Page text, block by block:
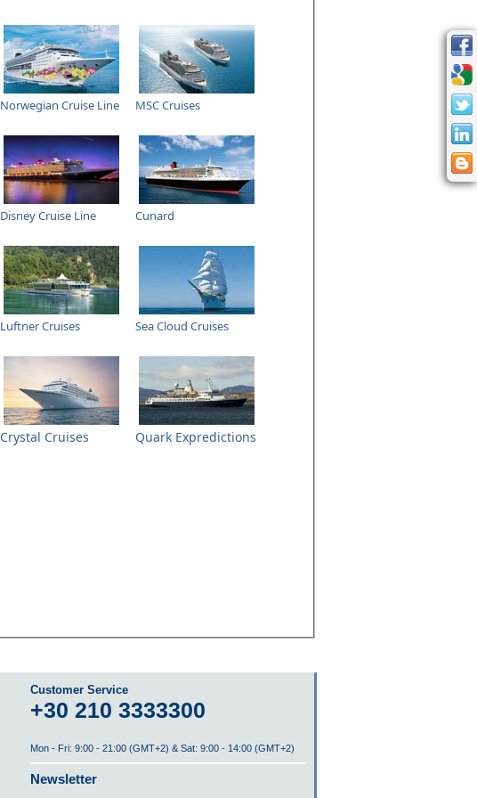
Norwegian Cruise Line MSC Cruises
Disney Cruise Line Cunard
Luftner Cruises Sea Cloud Cruises
Crystal Cruises Quark Expredictions
Customer Service
+30 210 3333300
Mon - Fri: 9:00 - 21:00 (GMT+2) & Sat: 9:00 - 14:00 (GMT+2)
Newsletter